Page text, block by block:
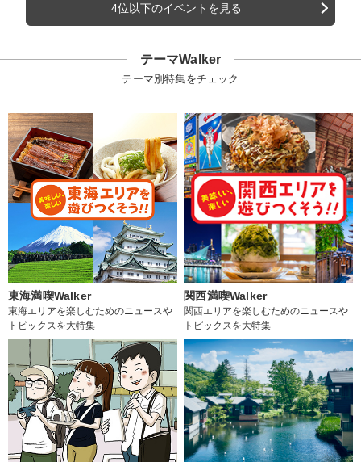
4位以下のイベントを見る
テーマWalker
テーマ別特集をチェック
東海満喫Walker
東海エリアを楽しむためのニュースや
トピックスを大特集
関西満喫Walker
関西エリアを楽しむためのニュースや
トピックスを大特集